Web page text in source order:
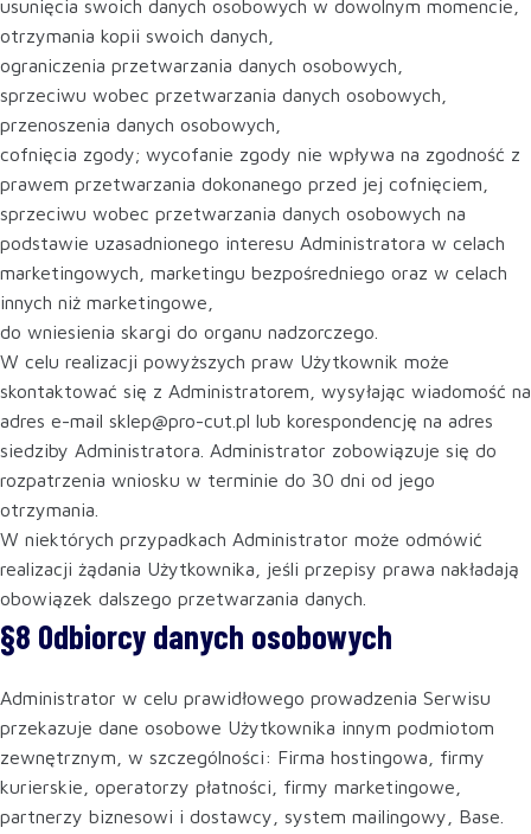
usunięcia swoich danych osobowych w dowolnym momencie,
otrzymania kopii swoich danych,
ograniczenia przetwarzania danych osobowych,
sprzeciwu wobec przetwarzania danych osobowych,
przenoszenia danych osobowych,
cofnięcia zgody; wycofanie zgody nie wpływa na zgodność z
prawem przetwarzania dokonanego przed jej cofnięciem,
sprzeciwu wobec przetwarzania danych osobowych na
podstawie uzasadnionego interesu Administratora w celach
marketingowych, marketingu bezpośredniego oraz w celach
innych niż marketingowe,
do wniesienia skargi do organu nadzorczego.
W celu realizacji powyższych praw Użytkownik może
skontaktować się z Administratorem, wysyłając wiadomość na
adres e-mail sklep@pro-cut.pl lub korespondencję na adres
siedziby Administratora. Administrator zobowiązuje się do
rozpatrzenia wniosku w terminie do 30 dni od jego
otrzymania.
W niektórych przypadkach Administrator może odmówić
realizacji żądania Użytkownika, jeśli przepisy prawa nakładają
obowiązek dalszego przetwarzania danych.
§8 Odbiorcy danych osobowych
Administrator w celu prawidłowego prowadzenia Serwisu
przekazuje dane osobowe Użytkownika innym podmiotom
zewnętrznym, w szczególności: Firma hostingowa, firmy
kurierskie, operatorzy płatności, firmy marketingowe,
partnerzy biznesowi i dostawcy, system mailingowy, Base.